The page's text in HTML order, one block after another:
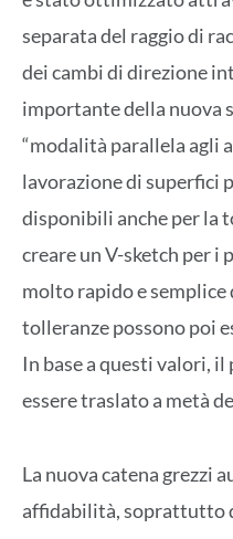
separata del raggio di
dei cambi di direzione
importante della nuova
“modalità parallela agli
lavorazione di superfici
disponibili anche per la
creare un V-sketch per
molto rapido e semplice
tolleranze possono poi
In base a questi valori,
essere traslato a metà
La nuova catena grezzi
affidabilità, soprattutto